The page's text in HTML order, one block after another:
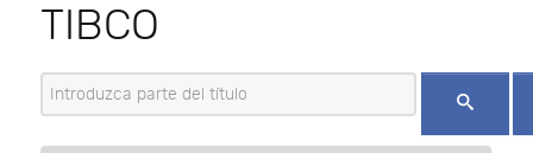
TIBCO
Introduzca parte del título